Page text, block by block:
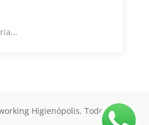
Higienópolis. Todos os